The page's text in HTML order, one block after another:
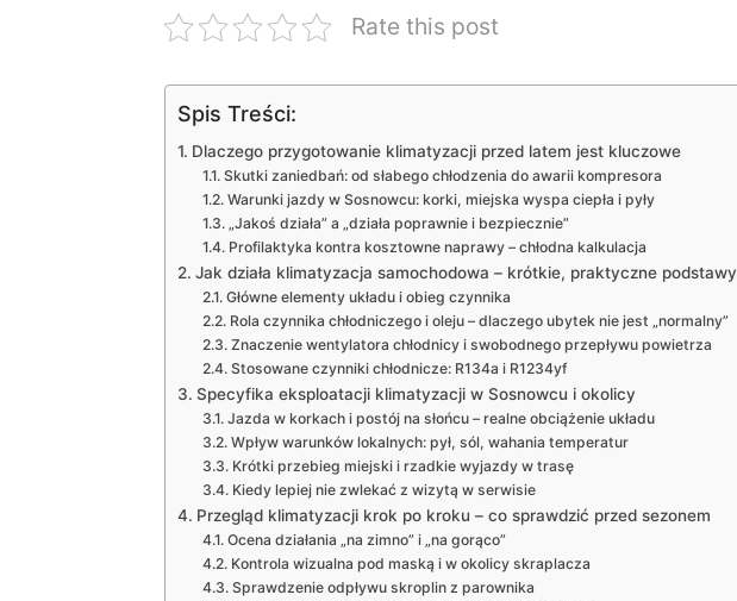
Rate this post
Spis Treści:
Dlaczego przygotowanie klimatyzacji przed latem jest kluczowe
Skutki zaniedbań: od słabego chłodzenia do awarii kompresora
Warunki jazdy w Sosnowcu: korki, miejska wyspa ciepła i pyły
„Jakoś działa” a „działa poprawnie i bezpiecznie”
Profilaktyka kontra kosztowne naprawy – chłodna kalkulacja
Jak działa klimatyzacja samochodowa – krótkie, praktyczne podstawy
Główne elementy układu i obieg czynnika
Rola czynnika chłodniczego i oleju – dlaczego ubytek nie jest „normalny”
Znaczenie wentylatora chłodnicy i swobodnego przepływu powietrza
Stosowane czynniki chłodnicze: R134a i R1234yf
Specyfika eksploatacji klimatyzacji w Sosnowcu i okolicy
Jazda w korkach i postój na słońcu – realne obciążenie układu
Wpływ warunków lokalnych: pył, sól, wahania temperatur
Krótki przebieg miejski i rzadkie wyjazdy w trasę
Kiedy lepiej nie zwlekać z wizytą w serwisie
Przegląd klimatyzacji krok po kroku – co sprawdzić przed sezonem
Ocena działania „na zimno” i „na gorąco”
Kontrola wizualna pod maską i w okolicy skraplacza
Sprawdzenie odpływu skroplin z parownika